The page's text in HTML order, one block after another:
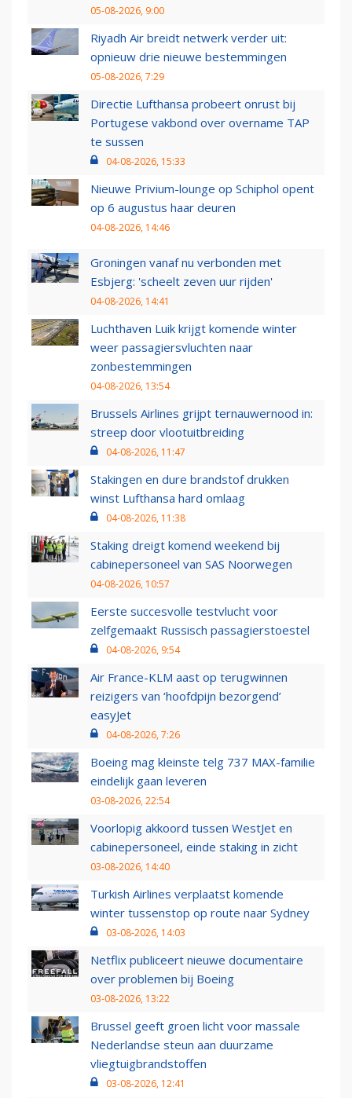
05-08-2026, 9:00
Riyadh Air breidt netwerk verder uit:
opnieuw drie nieuwe bestemmingen
05-08-2026, 7:29
Directie Lufthansa probeert onrust bij
Portugese vakbond over overname TAP
te sussen
04-08-2026, 15:33
Nieuwe Privium-lounge op Schiphol opent
op 6 augustus haar deuren
04-08-2026, 14:46
Groningen vanaf nu verbonden met
Esbjerg: 'scheelt zeven uur rijden'
04-08-2026, 14:41
Luchthaven Luik krijgt komende winter
weer passagiersvluchten naar
zonbestemmingen
04-08-2026, 13:54
Brussels Airlines grijpt ternauwernood in:
streep door vlootuitbreiding
04-08-2026, 11:47
Stakingen en dure brandstof drukken
winst Lufthansa hard omlaag
04-08-2026, 11:38
Staking dreigt komend weekend bij
cabinepersoneel van SAS Noorwegen
04-08-2026, 10:57
Eerste succesvolle testvlucht voor
zelfgemaakt Russisch passagierstoestel
04-08-2026, 9:54
Air France-KLM aast op terugwinnen
reizigers van ‘hoofdpijn bezorgend’
easyJet
04-08-2026, 7:26
Boeing mag kleinste telg 737 MAX-familie
eindelijk gaan leveren
03-08-2026, 22:54
Voorlopig akkoord tussen WestJet en
cabinepersoneel, einde staking in zicht
03-08-2026, 14:40
Turkish Airlines verplaatst komende
winter tussenstop op route naar Sydney
03-08-2026, 14:03
Netflix publiceert nieuwe documentaire
over problemen bij Boeing
03-08-2026, 13:22
Brussel geeft groen licht voor massale
Nederlandse steun aan duurzame
vliegtuigbrandstoffen
03-08-2026, 12:41